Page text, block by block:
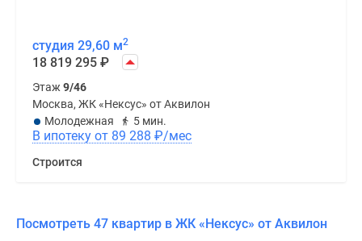
студия 29,60 м2
18 819 295 ₽
Этаж9/46
Москва, ЖК «Нексус» от Аквилон
Молодежная
5 мин.
В ипотеку от 89 288 ₽/мес
Строится
Посмотреть 47 квартир в ЖК «Нексус» от Аквилон